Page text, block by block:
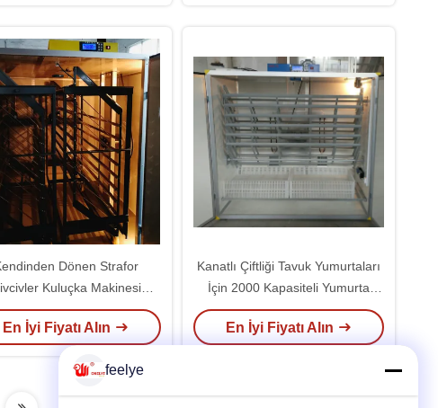
Dönen Strafor
Kuluçka Makinesi
Kuluçka Makinesi 4000
Kuluçka Makinesi
En İyi Fiyatı Alın
Kanatlı Çiftliği Tavuk Yumurtaları
İçin 2000 Kapasiteli Yumurta
İnkübatörü Tavuk Yumurtası
Kuluçka Makinesi
En İyi Fiyatı Alın
feelye